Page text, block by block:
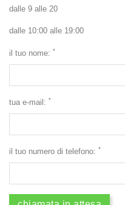
dalle 9 alle 20
dalle 10:00 alle 19:00
il tuo nome: *
tua e-mail: *
il tuo numero di telefono: *